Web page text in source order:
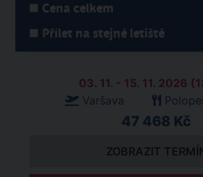
Cena celkem
Přílet na stejné letiště
03. 11. - 15. 11. 2026
Varšava
47 468 Kč
ZOBRAZIT